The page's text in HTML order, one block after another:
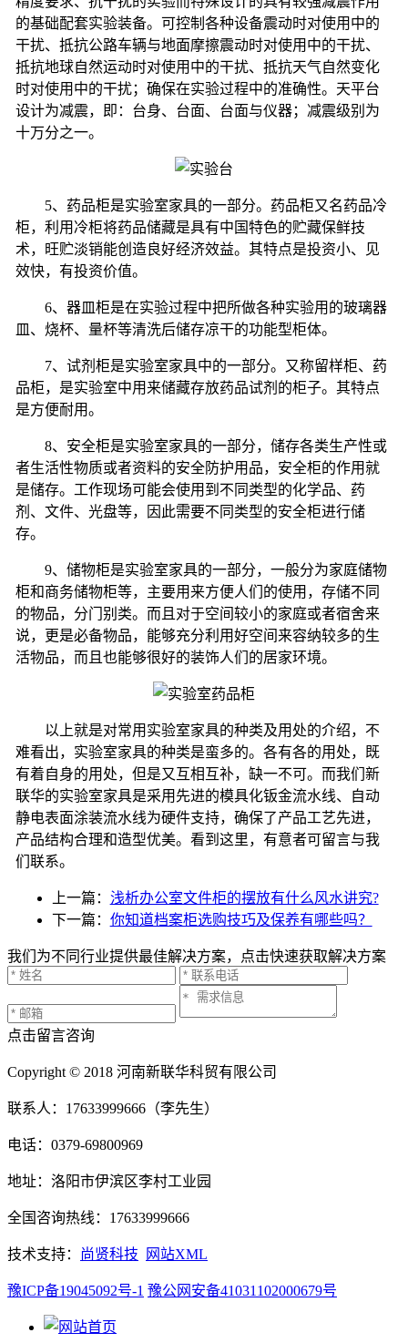
的基础配套实验装备。可控制各种设备震动时对使用中的
干扰、抵抗公路车辆与地面摩擦震动时对使用中的干扰、
抵抗地球自然运动时对使用中的干扰、抵抗天气自然变化
时对使用中的干扰；确保在实验过程中的准确性。天平台
设计为减震，即：台身、台面、台面与仪器；减震级别为
十万分之一。
5、药品柜是实验室家具的一部分。药品柜又名药品冷
柜，利用冷柜将药品储藏是具有中国特色的贮藏保鲜技
术，旺贮淡销能创造良好经济效益。其特点是投资小、见
效快，有投资价值。
6、器皿柜是在实验过程中把所做各种实验用的玻璃器
皿、烧杯、量杯等清洗后储存凉干的功能型柜体。
7、试剂柜是实验室家具中的一部分。又称留样柜、药
品柜，是实验室中用来储藏存放药品试剂的柜子。其特点
是方便耐用。
8、安全柜是实验室家具的一部分，储存各类生产性或
者生活性物质或者资料的安全防护用品，安全柜的作用就
是储存。工作现场可能会使用到不同类型的化学品、药
剂、文件、光盘等，因此需要不同类型的安全柜进行储
存。
9、储物柜是实验室家具的一部分，一般分为家庭储物
柜和商务储物柜等，主要用来方便人们的使用，存储不同
的物品，分门别类。而且对于空间较小的家庭或者宿舍来
说，更是必备物品，能够充分利用好空间来容纳较多的生
活物品，而且也能够很好的装饰人们的居家环境。
以上就是对常用实验室家具的种类及用处的介绍，不
难看出，实验室家具的种类是蛮多的。各有各的用处，既
有着自身的用处，但是又互相互补，缺一不可。而我们新
联华的实验室家具是采用先进的模具化钣金流水线、自动
静电表面涂装流水线为硬件支持，确保了产品工艺先进，
产品结构合理和造型优美。看到这里，有意者可留言与我
们联系。
上一篇： 浅析办公室文件柜的摆放有什么风水讲究?
下一篇： 你知道档案柜选购技巧及保养有哪些吗？
我们为不同行业提供最佳解决方案，点击快速获取解决方案
点击留言咨询
Copyright © 2018 河南新联华科贸有限公司
联系人：17633999666（李先生）
电话：0379-69800969
地址：洛阳市伊滨区李村工业园
全国咨询热线：17633999666
技术支持： 尚贤科技 网站XML
豫ICP备19045092号-1 豫公网安备41031102000679号